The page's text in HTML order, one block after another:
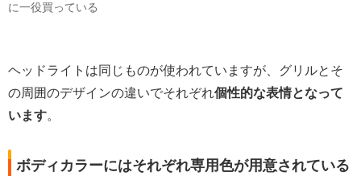
に一役買っている
ヘッドライトは同じものが使われていますが、グリルとそ
の周囲のデザインの違いでそれぞれ個性的な表情となって
います。
ボディカラーにはそれぞれ専用色が用意されている